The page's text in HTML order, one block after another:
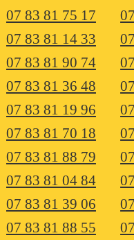
07 83 81 75 17
07 83 81 14 33
07 83 81 90 74
07 83 81 36 48
07 83 81 19 96
07 83 81 70 18
07 83 81 88 79
07 83 81 04 84
07 83 81 39 06
07 83 81 88 55